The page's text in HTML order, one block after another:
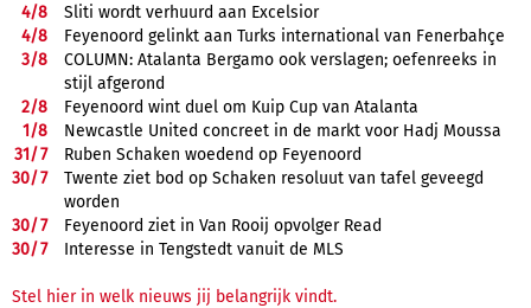
4/8
Sliti wordt verhuurd aan Excelsior
4/8
Feyenoord gelinkt aan Turks international van Fenerbahçe
3/8
COLUMN: Atalanta Bergamo ook verslagen; oefenreeks in
stijl afgerond
2/8
Feyenoord wint duel om Kuip Cup van Atalanta
1/8
Newcastle United concreet in de markt voor Hadj Moussa
31/7
Ruben Schaken woedend op Feyenoord
30/7
Twente ziet bod op Schaken resoluut van tafel geveegd
worden
30/7
Feyenoord ziet in Van Rooij opvolger Read
30/7 Interesse in Tengstedt vanuit de MLS
Stel hier in welk nieuws jij belangrijk vindt.